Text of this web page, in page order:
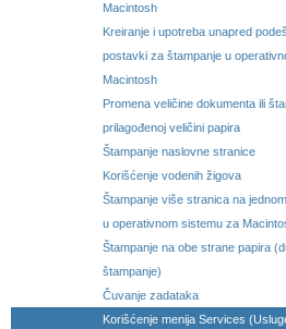
Macintosh
Kreiranje i upotreba unapred
postavki za štampanje u
Macintosh
Promena veličine dokumenta ili
prilagođenoj veličini papira
Štampanje naslovne stranice
Korišćenje vodenih žigova
Štampanje više stranica na
u operativnom sistemu za
Štampanje na obe strane papira
štampanje)
Čuvanje zadataka
Korišćenje menija Services